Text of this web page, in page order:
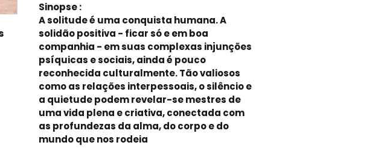
Sinopse :
A solitude é uma conquista humana. A
solidão positiva - ficar só e em boa
companhia - em suas complexas injunções
psíquicas e sociais, ainda é pouco
reconhecida culturalmente. Tão valiosos
como as relações interpessoais, o silêncio e
a quietude podem revelar-se mestres de
uma vida plena e criativa, conectada com
as profundezas da alma, do corpo e do
mundo que nos rodeia